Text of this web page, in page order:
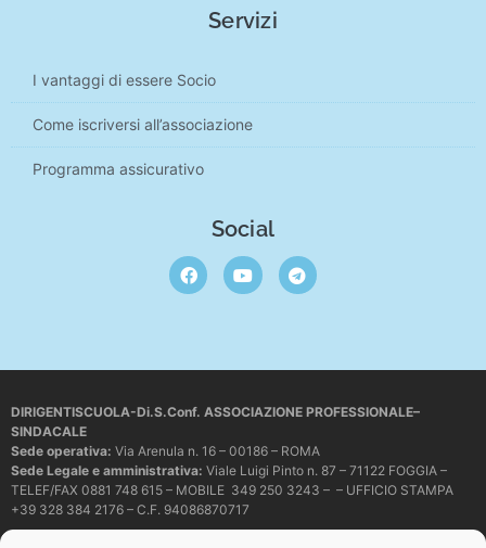
Servizi
I vantaggi di essere Socio
Come iscriversi all’associazione
Programma assicurativo
Social
DIRIGENTISCUOLA-Di.S.Conf. ASSOCIAZIONE PROFESSIONALE–
SINDACALE
Sede operativa: Via Arenula n. 16 – 00186 – ROMA
Sede Legale e amministrativa: Viale Luigi Pinto n. 87 – 71122 FOGGIA –
TELEF/FAX 0881 748 615 – MOBILE 349 250 3243 – – UFFICIO STAMPA
+39 328 384 2176 – C.F. 94086870717